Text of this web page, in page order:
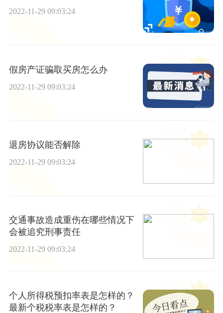
2022-11-29 09:03:24
假房产证骗取买房怎么办
2022-11-29 09:03:24
退房协议能否解除
2022-11-29 09:03:24
交通事故造成重伤在哪些情况下
会被追究刑事责任
2022-11-29 09:03:24
个人所得税预扣率表是怎样的？
最新个税税率表是怎样的？